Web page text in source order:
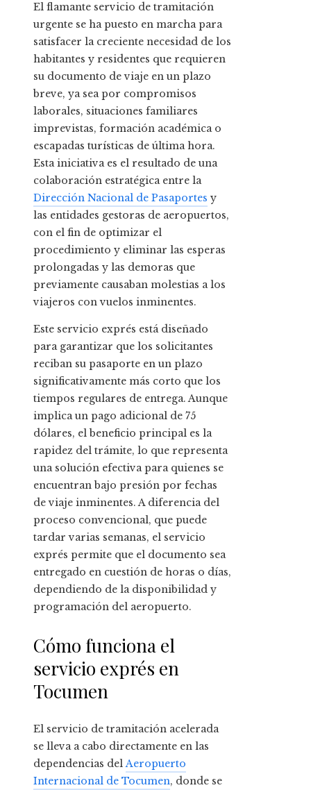
El flamante servicio de tramitación
urgente se ha puesto en marcha para
satisfacer la creciente necesidad de los
habitantes y residentes que requieren
su documento de viaje en un plazo
breve, ya sea por compromisos
laborales, situaciones familiares
imprevistas, formación académica o
escapadas turísticas de última hora.
Esta iniciativa es el resultado de una
colaboración estratégica entre la
Dirección Nacional de Pasaportes y
las entidades gestoras de aeropuertos,
con el fin de optimizar el
procedimiento y eliminar las esperas
prolongadas y las demoras que
previamente causaban molestias a los
viajeros con vuelos inminentes.
Este servicio exprés está diseñado
para garantizar que los solicitantes
reciban su pasaporte en un plazo
significativamente más corto que los
tiempos regulares de entrega. Aunque
implica un pago adicional de 75
dólares, el beneficio principal es la
rapidez del trámite, lo que representa
una solución efectiva para quienes se
encuentran bajo presión por fechas
de viaje inminentes. A diferencia del
proceso convencional, que puede
tardar varias semanas, el servicio
exprés permite que el documento sea
entregado en cuestión de horas o días,
dependiendo de la disponibilidad y
programación del aeropuerto.
Cómo funciona el
servicio exprés en
Tocumen
El servicio de tramitación acelerada
se lleva a cabo directamente en las
dependencias delAeropuerto
Internacional de Tocumen, donde se